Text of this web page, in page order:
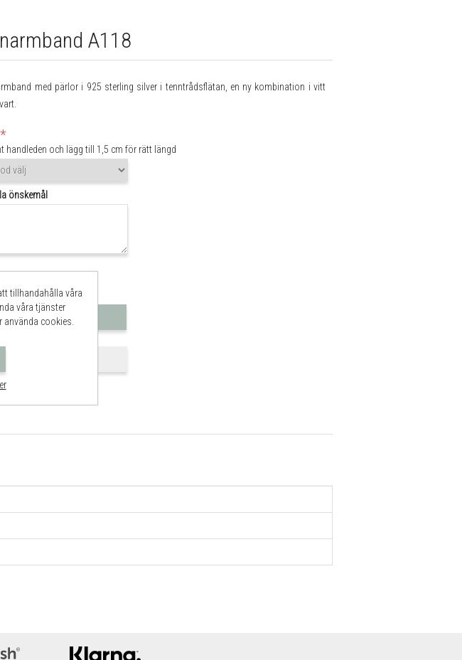
A118
med pärlor i 925 sterling silver i tenntrådsflätan, en ny kombination i vitt
*
handleden och lägg till 1,5 cm för rätt längd
önskemål
Lägg i varukorg
tillhandahålla våra
våra tjänster
använda cookies.